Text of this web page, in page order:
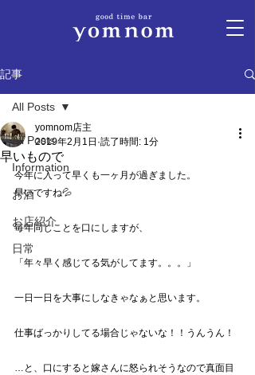
記事
All Posts
Information
お酒
お店紹介
日常
All Posts
早いもので
yomnom店主
2019年2月1日 読了時間: 1分
今年に入って早くも一ヶ月が過ぎました。
早いですね💦
毎年同じことを口にしますが、
「年々早く感じてる気がしてます。。。」
一日一日を大事にしなきゃなぁと思います。
仕事ばっかりしてる場合じゃないな！！うんうん！
…と、口にすると嫁さんに怒られそうなので真面目